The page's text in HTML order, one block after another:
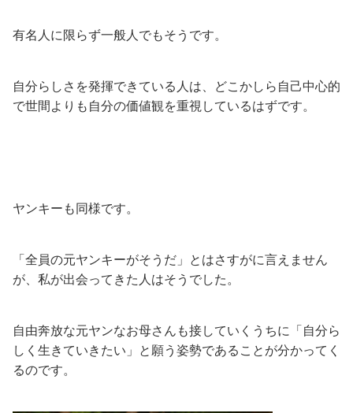
有名人に限らず一般人でもそうです。
自分らしさを発揮できている人は、どこかしら自己中心的
で世間よりも自分の価値観を重視しているはずです。
ヤンキーも同様です。
「全員の元ヤンキーがそうだ」とはさすがに言えません
が、私が出会ってきた人はそうでした。
自由奔放な元ヤンなお母さんも接していくうちに「自分ら
しく生きていきたい」と願う姿勢であることが分かってく
るのです。